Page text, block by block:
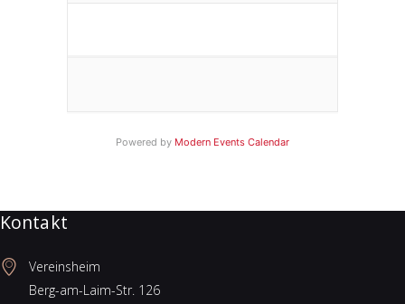
Powered by Modern Events Calendar
Kontakt
Vereinsheim
Berg-am-Laim-Str. 126